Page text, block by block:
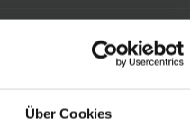
Über Cookies